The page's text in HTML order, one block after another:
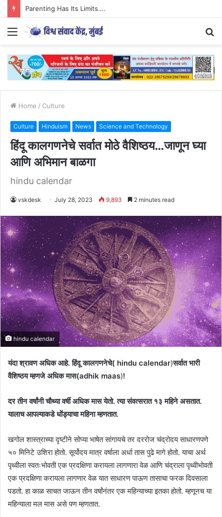
Parenting Has Its Limits….
Menu
Home / Culture
Culture Hinduism News Science and Technology
हिंदू कालगणनेचे सर्वात मोठे वैशिष्ठय…जाणून घ्या
आणि अभिमान बाळगा
hindu calendar
vskdesk July 28, 2023 9,893 2 minutes read
hindu calendar
यंदा श्रावण अधिक आहे. हिंदू कालगणनेचे( hindu calendar)सर्वात भारी
वैशिष्ठय म्हणजे अधिक मास(adhik maas)!
दर तीन वर्षांनी चौथ्या वर्षी अधिक मास येतो. त्या संवत्सरात १३ महिने असतात.
यालाच आपल्याकडे धोंड्याचा महिना म्हणतात.
खगोल शास्त्राच्या दृष्टीने सोप्या भाषेत सांगायचे तर दररोज चंद्रोदय साधारणपणे
५० मिनिटे उशिरा होतो. सूर्योदय मात्र वर्षाला अर्धा तास पुढे मागे होतो. याचा अर्थ
पृथ्वीला स्वतःभोवती एक प्रदक्षिणा करायला लागणारा वेळ आणि चंद्राला पृथ्वीभोवती
एक प्रदक्षिणा करायला लागणार वेळ यात साधारण पाऊण तासाचा फरक दिवसाला
पडतो. हा काळ साचत जाऊन तीन वर्षांनंतर एक महिन्याच्या इतका होतो. म्हणूनच या
महिन्याला मल मास असे पण म्हणतात.